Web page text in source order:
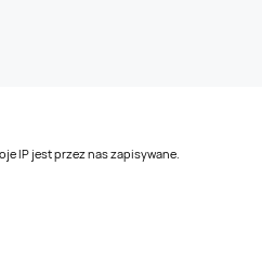
IP jest przez nas zapisywane.